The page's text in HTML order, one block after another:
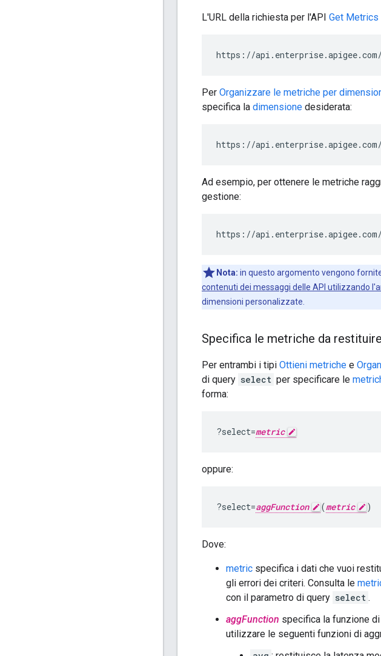
L'URL della richiesta per l'API Get Metrics
https://api.enterprise.apigee.com/
Per Organizzare le metriche per
specifica la dimensione desiderata:
https://api.enterprise.apigee.com/
Ad esempio, per ottenere le metriche
gestione:
https://api.enterprise.apigee.com/
Nota: in questo argomento vengono
contenuti dei messaggi delle API utilizzando
dimensioni personalizzate.
Specifica le metriche da restituire
Per entrambi i tipi Ottieni metriche e
di query select per specificare le
forma:
?select=metric
oppure:
?select=aggFunction (metric )
Dove:
metric specifica i dati che vuoi
gli errori dei criteri. Consulta le
con il parametro di query select .
aggFunction specifica la funzione
utilizzare le seguenti funzioni di